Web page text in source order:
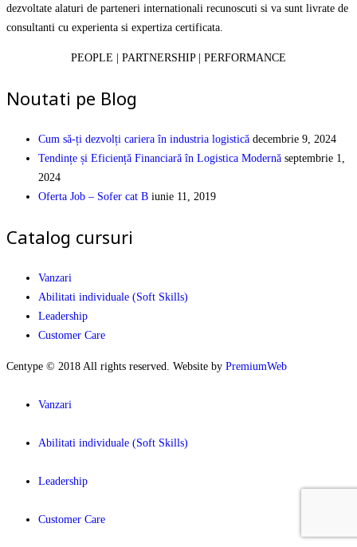
dezvoltate alaturi de parteneri internationali recunoscuti si va sunt livrate de
consultanti cu experienta si expertiza certificata.
PEOPLE | PARTNERSHIP | PERFORMANCE
Noutati pe Blog
Cum să-ți dezvolți cariera în industria logistică decembrie 9, 2024
Tendințe și Eficiență Financiară în Logistica Modernă septembrie 1,
2024
Oferta Job – Sofer cat B iunie 11, 2019
Catalog cursuri
Vanzari
Abilitati individuale (Soft Skills)
Leadership
Customer Care
Centype © 2018 All rights reserved. Website by PremiumWeb
Vanzari
Abilitati individuale (Soft Skills)
Leadership
Customer Care